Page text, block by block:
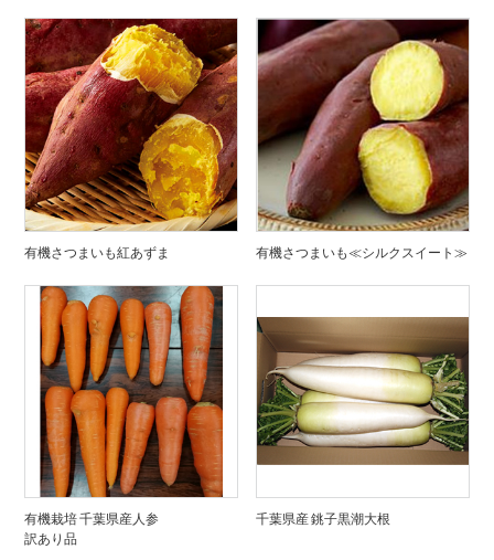
有機さつまいも紅あずま 有機さつまいも≪シルクスイート≫
有機栽培 千葉県産人参
訳あり品
千葉県産 銚子黒潮大根